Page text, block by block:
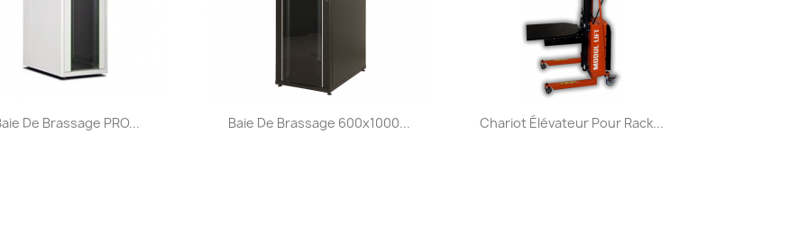
Aperçu rapide
De Brassage PRO... Aperçu rapide
Baie De Brassage 600x1000... Aperçu rapide
Chariot Élévateur Pour Rack...